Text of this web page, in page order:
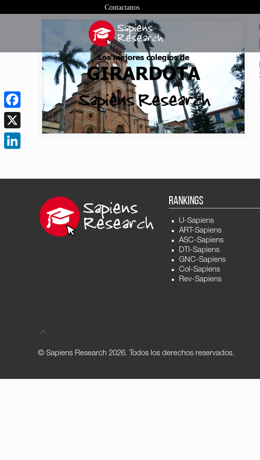
Contactanos
RANKINGS
U-Sapiens
ART-Sapiens
ASC-Sapiens
DTI-Sapiens
GNC-Sapiens
Col-Sapiens
Rev-Sapiens
© Sapiens Research2026. Todos los derechos reservados.
Facebook
X